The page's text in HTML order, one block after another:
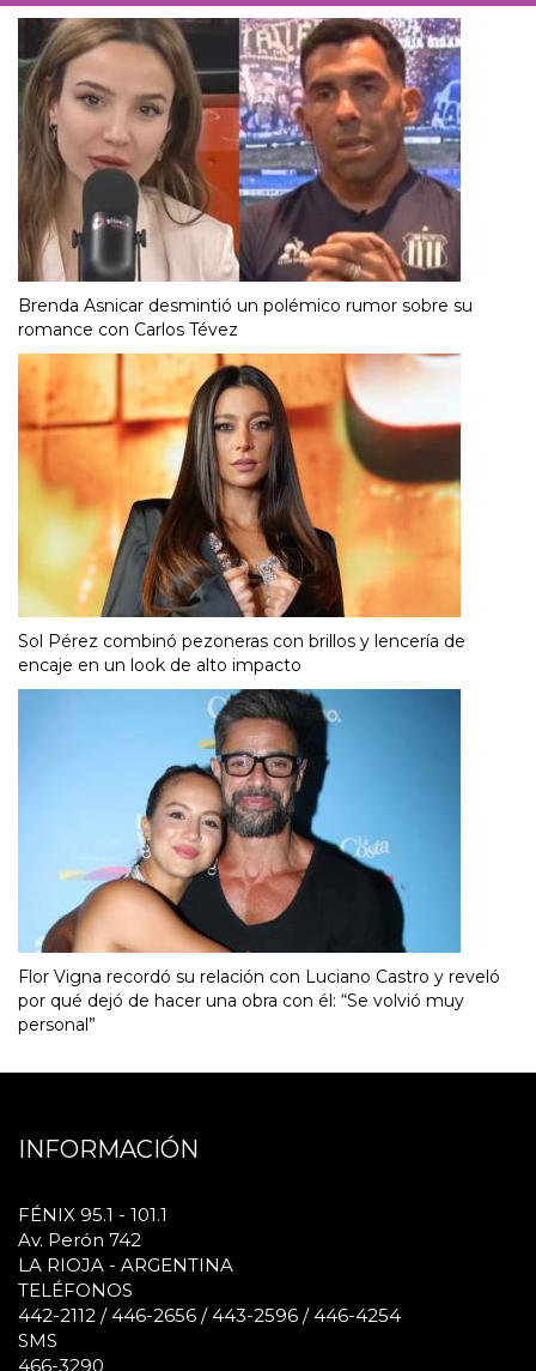
Brenda Asnicar desmintió un polémico rumor sobre su
romance con Carlos Tévez
Sol Pérez combinó pezoneras con brillos y lencería de
encaje en un look de alto impacto
Flor Vigna recordó su relación con Luciano Castro y reveló
por qué dejó de hacer una obra con él: “Se volvió muy
personal”
INFORMACIÓN
FÉNIX 95.1 - 101.1
Av. Perón 742
LA RIOJA - ARGENTINA
TELÉFONOS
442-2112 / 446-2656 / 443-2596 / 446-4254
SMS
466-3290